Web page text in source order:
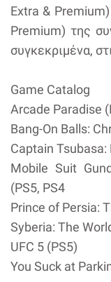
Extra &
Premium) της
συγκεκριμένα,
Game Catalog
Arcade Paradise
Bang-On Balls:
Captain
Mobile Suit
(PS5, PS4
Prince of Persia:
Syberia: The
UFC 5 (PS5)
You Suck at